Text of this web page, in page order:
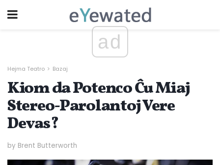
ad
Hejma Teatro Bazaj
Kiom da Potenco Ĉu Miaj
Stereo-Parolantoj Vere
Devas?
by Brent Butterworth